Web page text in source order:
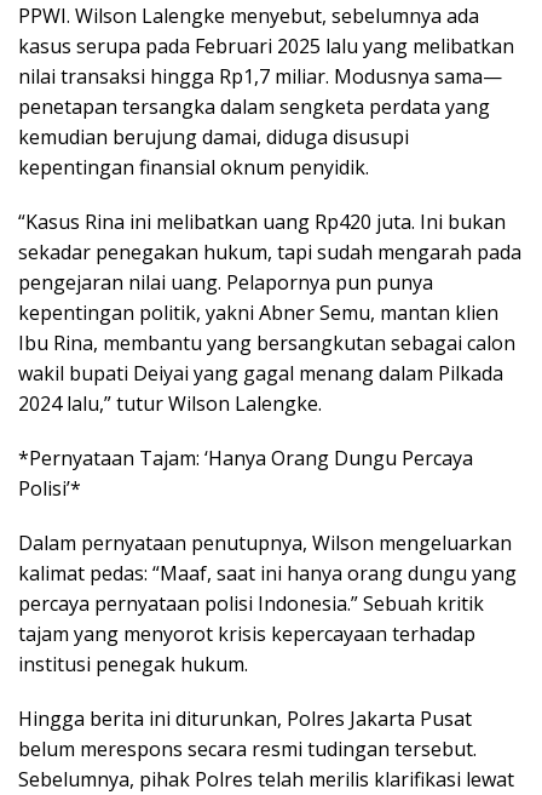
PPWI. Wilson Lalengke menyebut, sebelumnya ada
kasus serupa pada Februari 2025 lalu yang melibatkan
nilai transaksi hingga Rp1,7 miliar. Modusnya sama—
penetapan tersangka dalam sengketa perdata yang
kemudian berujung damai, diduga disusupi
kepentingan finansial oknum penyidik.
“Kasus Rina ini melibatkan uang Rp420 juta. Ini bukan
sekadar penegakan hukum, tapi sudah mengarah pada
pengejaran nilai uang. Pelapornya pun punya
kepentingan politik, yakni Abner Semu, mantan klien
Ibu Rina, membantu yang bersangkutan sebagai calon
wakil bupati Deiyai yang gagal menang dalam Pilkada
2024 lalu,” tutur Wilson Lalengke.
*Pernyataan Tajam: ‘Hanya Orang Dungu Percaya
Polisi’*
Dalam pernyataan penutupnya, Wilson mengeluarkan
kalimat pedas: “Maaf, saat ini hanya orang dungu yang
percaya pernyataan polisi Indonesia.” Sebuah kritik
tajam yang menyorot krisis kepercayaan terhadap
institusi penegak hukum.
Hingga berita ini diturunkan, Polres Jakarta Pusat
belum merespons secara resmi tudingan tersebut.
Sebelumnya, pihak Polres telah merilis klarifikasi lewat